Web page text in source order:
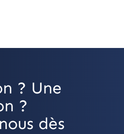
? Une
?
dès